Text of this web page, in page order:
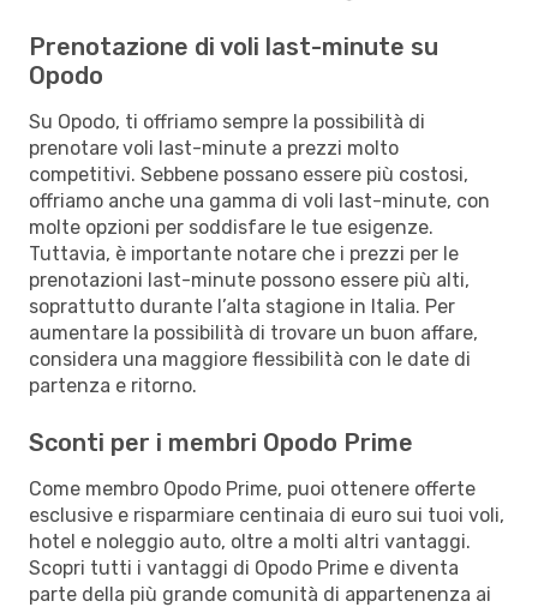
Prenotazione di voli last-minute su
Opodo
Su Opodo, ti offriamo sempre la possibilità di
prenotare voli last-minute a prezzi molto
competitivi. Sebbene possano essere più costosi,
offriamo anche una gamma di voli last-minute, con
molte opzioni per soddisfare le tue esigenze.
Tuttavia, è importante notare che i prezzi per le
prenotazioni last-minute possono essere più alti,
soprattutto durante l’alta stagione in Italia. Per
aumentare la possibilità di trovare un buon affare,
considera una maggiore flessibilità con le date di
partenza e ritorno.
Sconti per i membri Opodo Prime
Come membro Opodo Prime, puoi ottenere offerte
esclusive e risparmiare centinaia di euro sui tuoi voli,
hotel e noleggio auto, oltre a molti altri vantaggi.
Scopri tutti i vantaggi di Opodo Prime e diventa
parte della più grande comunità di appartenenza ai